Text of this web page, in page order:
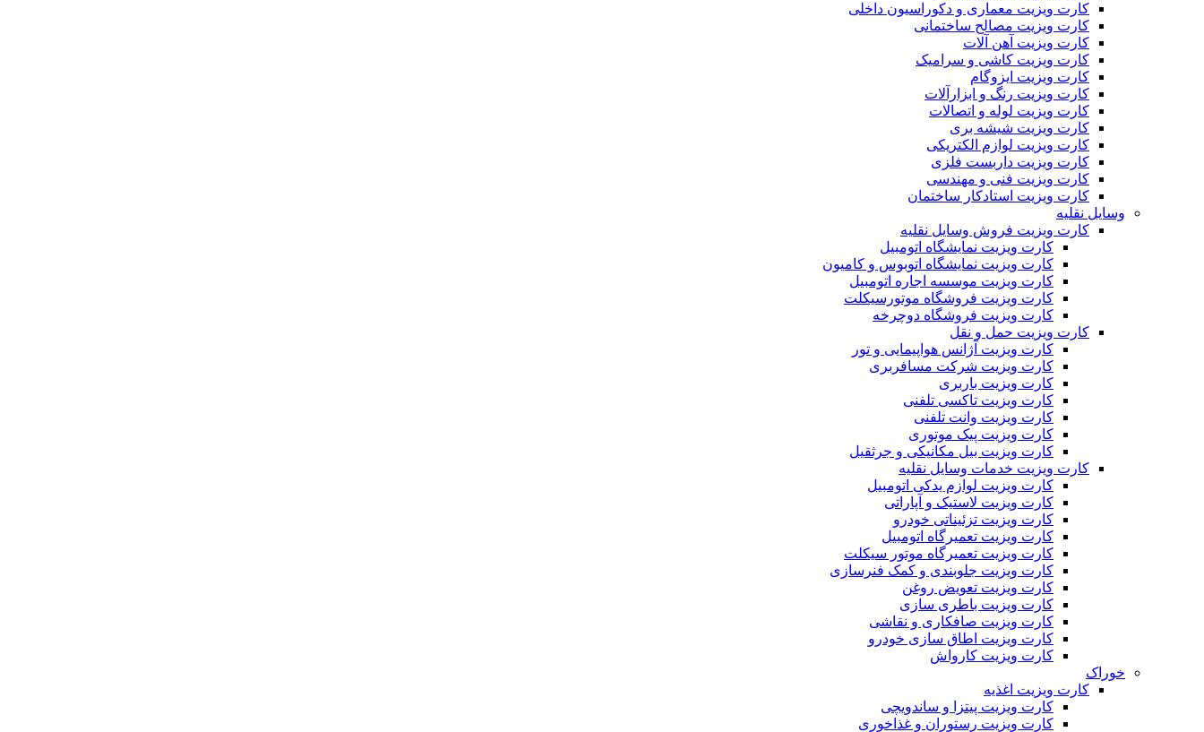
کارت ویزیت معماری و دکوراسیون داخلی
کارت ویزیت مصالح ساختمانی
کارت ویزیت آهن آلات
کارت ویزیت کاشی و سرامیک
کارت ویزیت ایزوگام
کارت ویزیت رنگ و ابزارآلات
کارت ویزیت لوله و اتصالات
کارت ویزیت شیشه بری
کارت ویزیت لوازم الکتریکی
کارت ویزیت داربست فلزی
کارت ویزیت فنی و مهندسی
کارت ویزیت استادکار ساختمان
وسایل نقلیه
کارت ویزیت فروش وسایل نقلیه
کارت ویزیت نمایشگاه اتومبیل
کارت ویزیت نمایشگاه اتوبوس و کامیون
کارت ویزیت موسسه اجاره اتومبیل
کارت ویزیت فروشگاه موتورسیکلت
کارت ویزیت فروشگاه دوچرخه
کارت ویزیت حمل و نقل
کارت ویزیت آژانس هواپیمایی و تور
کارت ویزیت شرکت مسافربری
کارت ویزیت باربری
کارت ویزیت تاکسی تلفنی
کارت ویزیت وانت تلفنی
کارت ویزیت پیک موتوری
کارت ویزیت بیل مکانیکی و جرثقیل
کارت ویزیت خدمات وسایل نقلیه
کارت ویزیت لوازم یدکی اتومبیل
کارت ویزیت لاستیک و آپاراتی
کارت ویزیت تزئیناتی خودرو
کارت ویزیت تعمیرگاه اتومبیل
کارت ویزیت تعمیرگاه موتور سیکلت
کارت ویزیت جلوبندی و کمک فنرسازی
کارت ویزیت تعویض روغن
کارت ویزیت باطری سازی
کارت ویزیت صافکاری و نقاشی
کارت ویزیت اطاق سازی خودرو
کارت ویزیت کارواش
خوراک
کارت ویزیت اغذیه
کارت ویزیت پیتزا و ساندویچی
کارت ویزیت رستوران و غذاخوری